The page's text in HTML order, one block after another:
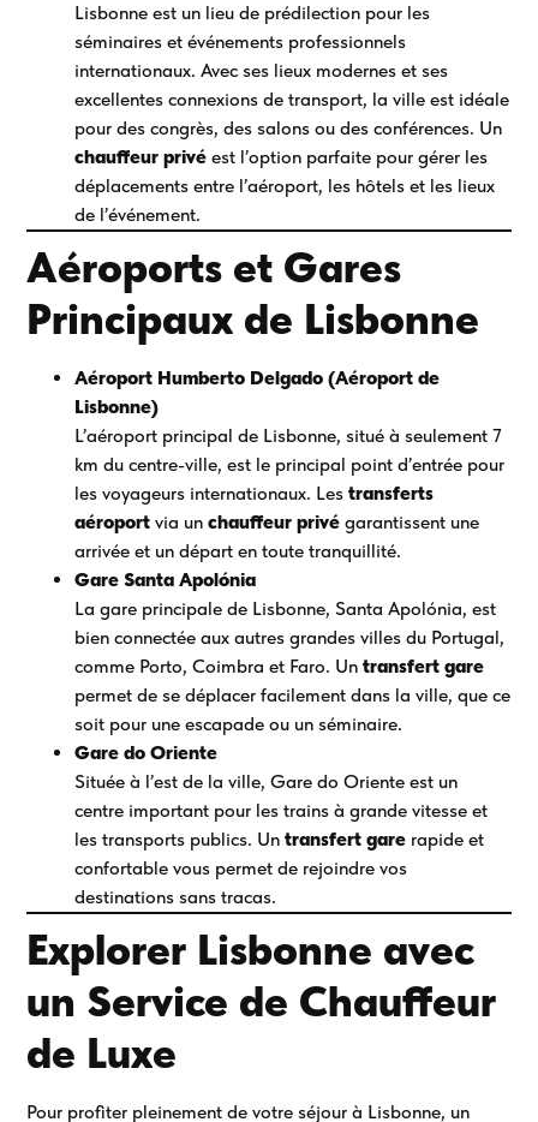
Lisbonne est un lieu de prédilection pour les
séminaires et événements professionnels
internationaux. Avec ses lieux modernes et ses
excellentes connexions de transport, la ville est idéale
pour des congrès, des salons ou des conférences. Un
chauffeur privé est l’option parfaite pour gérer les
déplacements entre l’aéroport, les hôtels et les lieux
de l’événement.
Aéroports et Gares
Principaux de Lisbonne
Aéroport Humberto Delgado (Aéroport de
Lisbonne)
L’aéroport principal de Lisbonne, situé à seulement 7
km du centre-ville, est le principal point d’entrée pour
les voyageurs internationaux. Lestransferts
aéroport via unchauffeur privé garantissent une
arrivée et un départ en toute tranquillité.
Gare Santa Apolónia
La gare principale de Lisbonne, Santa Apolónia, est
bien connectée aux autres grandes villes du Portugal,
comme Porto, Coimbra et Faro. Untransfert gare
permet de se déplacer facilement dans la ville, que ce
soit pour une escapade ou un séminaire.
Gare do Oriente
Située à l’est de la ville, Gare do Oriente est un
centre important pour les trains à grande vitesse et
les transports publics. Untransfert gare rapide et
confortable vous permet de rejoindre vos
destinations sans tracas.
Explorer Lisbonne avec
un Service de Chauffeur
de Luxe
Pour profiter pleinement de votre séjour à Lisbonne, un